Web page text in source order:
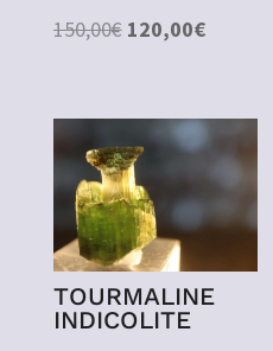
150,00€ Le
était :
150,00€.
120,00€Le
est :
120,00€.
TOURMALINE
INDICOLITE